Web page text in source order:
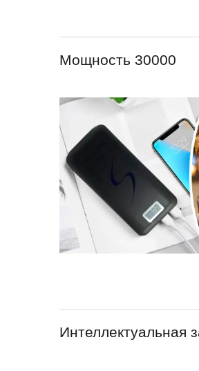
Мощность 30000
Интеллектуальная